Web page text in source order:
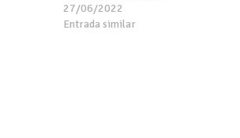
27/06/2022
Entrada similar